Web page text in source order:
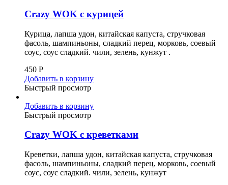
Crazy WOK с курицей
Курица, лапша удон, китайская капуста, стручковая
фасоль, шампиньоны, сладкий перец, морковь, соевый
соус, соус сладкий. чили, зелень, кунжут .
450 Р
Добавить в корзину
Быстрый просмотр
Добавить в корзину
Быстрый просмотр
Crazy WOK с креветками
Креветки, лапша удон, китайская капуста, стручковая
фасоль, шампиньоны, сладкий перец, морковь, соевый
соус, соус сладкий. чили, зелень, кунжут